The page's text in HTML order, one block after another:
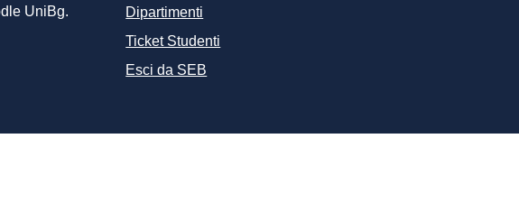
UniBg.
Dipartimenti
Ticket Studenti
Esci da SEB